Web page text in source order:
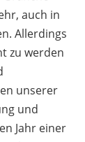
auch in
Allerdings
zu werden
unserer
und
Jahr einer